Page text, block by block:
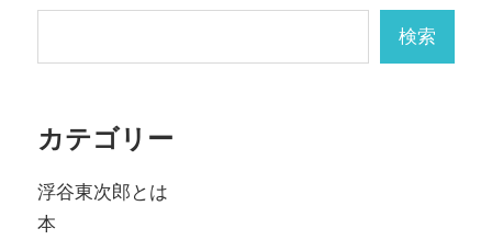
ゲ
ー
ョ
ン
検索
カテゴリー
浮谷東次郎とは
本